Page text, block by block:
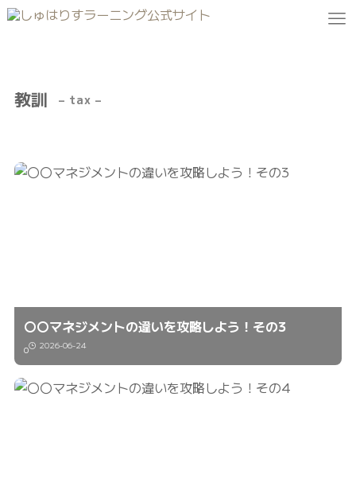
教訓 – tax –
〇〇マネジメントの違いを攻略しよう！その3
0 2026-06-24